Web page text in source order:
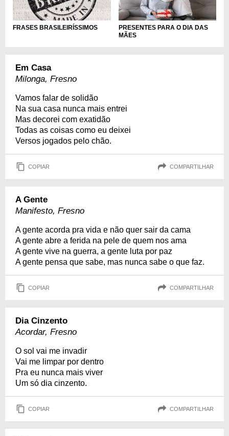
FRASES BRASILEIRÍSSIMOS
PRESENTES PARA O DIA DAS
MÃES
Em Casa
Milonga, Fresno
Vamos falar de solidão
Na sua casa nunca mais entrei
Mas decorei com exatidão
Todas as coisas como eu deixei
Versos jogados pelo chão.
COPIAR COMPARTILHAR
A Gente
Manifesto, Fresno
A gente acorda pra vida e não quer sair da cama
A gente abre a ferida na pele de quem nos ama
A gente vive na guerra, a gente luta por paz
A gente pensa que sabe, mas nunca sabe o que faz.
COPIAR COMPARTILHAR
Dia Cinzento
Acordar, Fresno
O sol vai me invadir
Vai me limpar por dentro
Pra eu nunca mais viver
Um só dia cinzento.
COPIAR COMPARTILHAR